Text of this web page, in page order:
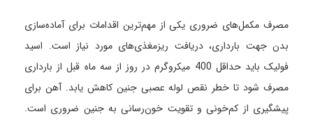
مصرف مکمل‌های ضروری یکی از مهم‌ترین اقدامات برای آماده‌سازی
بدن جهت بارداری، دریافت ریزمغذی‌های مورد نیاز است. اسید
فولیک باید حداقل 400 میکروگرم در روز از سه ماه قبل از بارداری
مصرف شود تا خطر نقص لوله عصبی جنین کاهش یابد. آهن برای
پیشگیری از کم‌خونی و تقویت خون‌رسانی به جنین ضروری است.